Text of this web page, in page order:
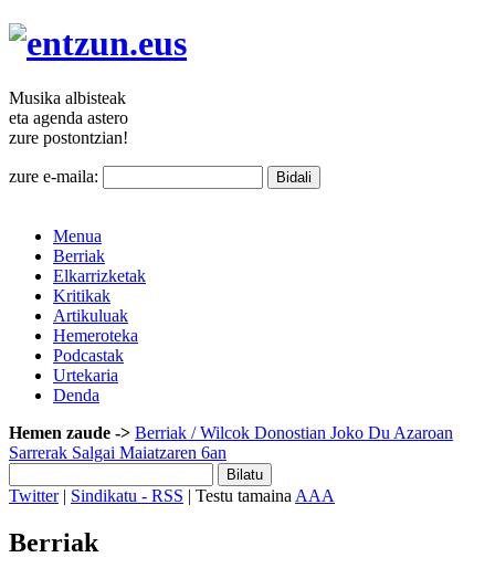
Musika albisteak
eta agenda astero
zure postontzian!
zure e-maila:
Menua
Berriak
Elkarrizketak
Kritikak
Artikuluak
Hemeroteka
Podcastak
Urtekaria
Denda
Hemen zaude -> Berriak / Wilcok Donostian Joko Du Azaroan
Sarrerak Salgai Maiatzaren 6an
Twitter| Sindikatu - RSS | Testu tamaina AAA
Berriak